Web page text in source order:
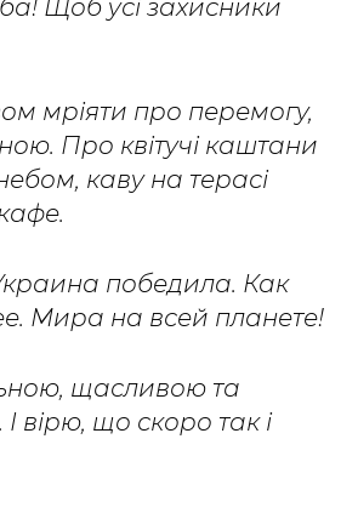
Щоб усі захисники
мріяти про перемогу,
Про квітучі каштани
каву на терасі
победила. Как
Мира на всей планете!
щасливою та
вірю, що скоро так і